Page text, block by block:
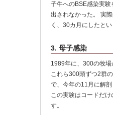
子牛へのBSE感染実
出されなかった。 実
く、30カ月にしたと
3. 母子感染
1989年に、300の牧
これら300頭ずつ2群
で、今年の11月に解
この実験はコードだ
す。